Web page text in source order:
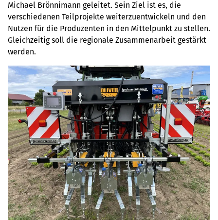
Michael Brönnimann geleitet. Sein Ziel ist es, die
verschiedenen Teilprojekte weiterzuentwickeln und den
Nutzen für die Produzenten in den Mittelpunkt zu stellen.
Gleichzeitig soll die regionale Zusammenarbeit gestärkt
werden.